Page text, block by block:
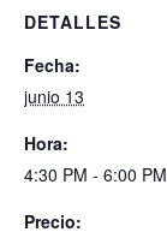
DETALLES
Fecha:
junio 13
Hora:
4:30 PM - 6:00 PM
Precio: